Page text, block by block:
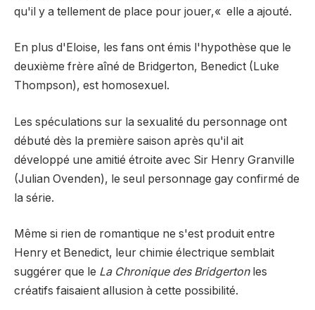
qu'il y a tellement de place pour jouer,« elle a ajouté.
En plus d'Eloise, les fans ont émis l'hypothèse que le
deuxième frère aîné de Bridgerton, Benedict (Luke
Thompson), est homosexuel.
Les spéculations sur la sexualité du personnage ont
débuté dès la première saison après qu'il ait
développé une amitié étroite avec Sir Henry Granville
(Julian Ovenden), le seul personnage gay confirmé de
la série.
Même si rien de romantique ne s'est produit entre
Henry et Benedict, leur chimie électrique semblait
suggérer que le La Chronique des Bridgertonles
créatifs faisaient allusion à cette possibilité.